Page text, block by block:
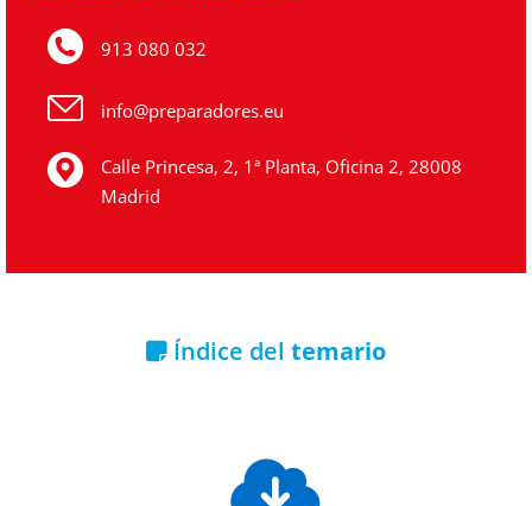
913 080 032
info@preparadores.eu
Calle Princesa, 2, 1ª Planta, Oficina 2, 28008
Madrid
Índice del temario